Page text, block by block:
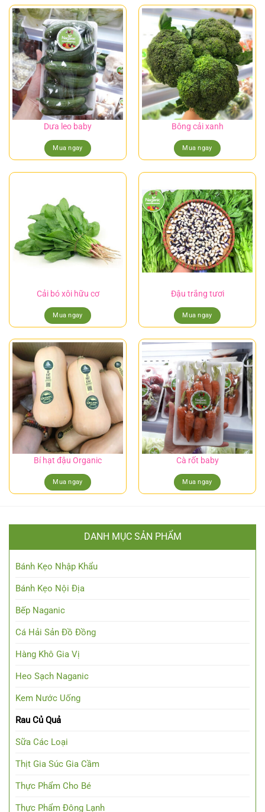
Dưa leo baby
Mua ngay
Bông cải xanh
Mua ngay
Cải bó xôi hữu cơ
Mua ngay
Đậu trắng tươi
Mua ngay
Bí hạt đậu Organic
Mua ngay
Cà rốt baby
Mua ngay
DANH MỤC SẢN PHẨM
Bánh Kẹo Nhập Khẩu
Bánh Kẹo Nội Địa
Bếp Naganic
Cá Hải Sản Đồ Đồng
Hàng Khô Gia Vị
Heo Sạch Naganic
Kem Nước Uống
Rau Củ Quả
Sữa Các Loại
Thịt Gia Súc Gia Cầm
Thực Phẩm Cho Bé
Thực Phẩm Đông Lạnh